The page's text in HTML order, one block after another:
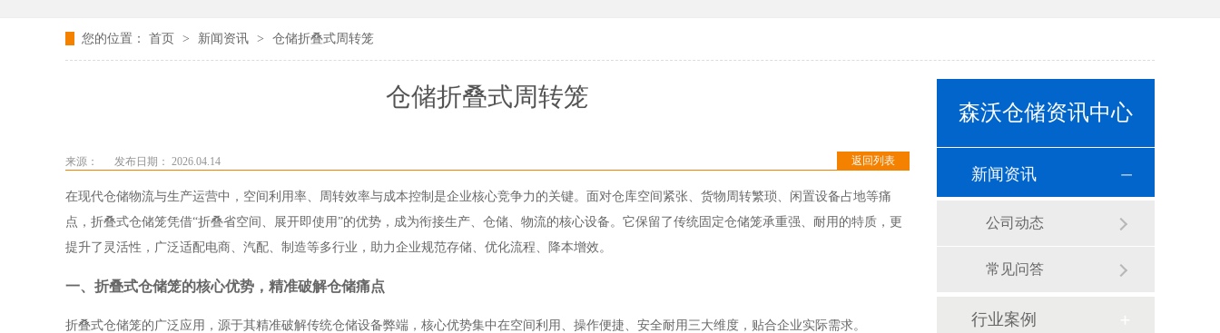
您的位置： 首页 > 新闻资讯 > 仓储折叠式周转笼
仓储折叠式周转笼
返回列表
来源： 发布日期： 2026.04.14
在现代仓储物流与生产运营中，空间利用率、周转效率与成本控制是企业核心竞争力的关键。面对仓库空间紧张、货物周转繁琐、闲置设备占地等痛
点，折叠式仓储笼凭借“折叠省空间、展开即使用”的优势，成为衔接生产、仓储、物流的核心设备。它保留了传统固定仓储笼承重强、耐用的特质，更
提升了灵活性，广泛适配电商、汽配、制造等多行业，助力企业规范存储、优化流程、降本增效。
一、折叠式仓储笼的核心优势，精准破解仓储痛点
折叠式仓储笼的广泛应用，源于其精准破解传统仓储设备弊端，核心优势集中在空间利用、操作便捷、安全耐用三大维度，贴合企业实际需求。
森沃仓储资讯中心
新闻资讯
公司动态
常见问答
行业案例